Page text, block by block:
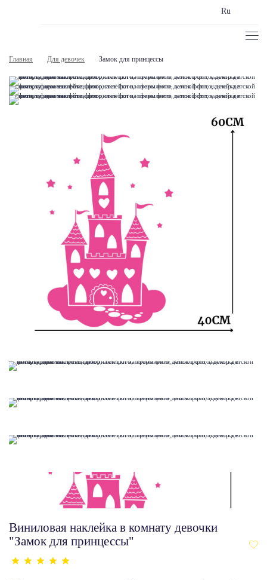
Ru
Главная Для девочек Замок для принцессы
Виниловая наклейка в комнату девочки
"Замок для принцессы"